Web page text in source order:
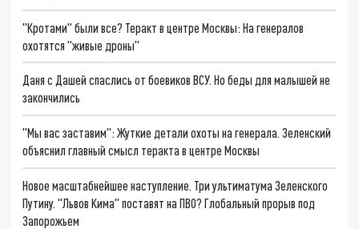
"Кротами" были все? Теракт в центре Москвы: На генералов
охотятся "живые дроны"
Даня с Дашей спаслись от боевиков ВСУ. Но беды для малышей не
закончились
"Мы вас заставим": Жуткие детали охоты на генерала. Зеленский
объяснил главный смысл теракта в центре Москвы
Новое масштабнейшее наступление. Три ультиматума Зеленского
Путину. "Львов Кима" поставят на ПВО? Глобальный прорыв под
Запорожьем